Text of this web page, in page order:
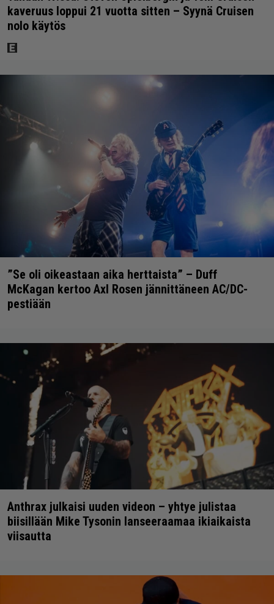
kaveruus loppui 21 vuotta sitten – Syynä Cruisen
nolo käytös
”Se oli oikeastaan aika herttaista” – Duff
McKagan kertoo Axl Rosen jännittäneen AC/DC-
pestiään
Anthrax julkaisi uuden videon – yhtye julistaa
biisillään Mike Tysonin lanseeraamaa ikiaikaista
viisautta